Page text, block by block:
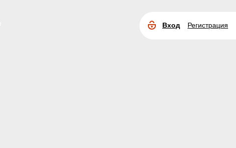
Вход
Регистрация